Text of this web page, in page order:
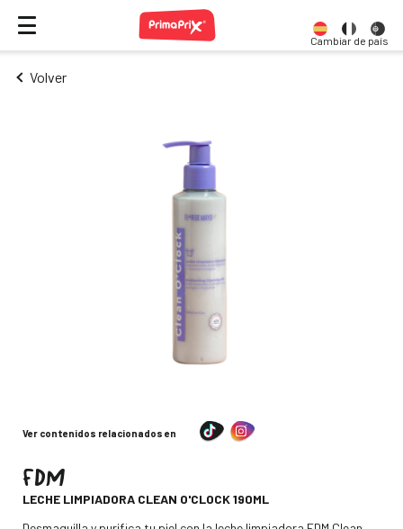
Cambiar de país
Volver
Ver contenidos relacionados en
FDM-
LECHE LIMPIADORA CLEAN O'CLOCK 190ML